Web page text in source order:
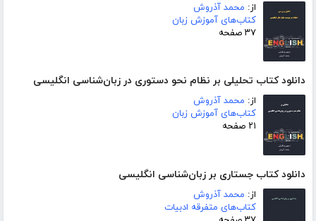
از: محمد آذروش
کتاب‌های آموزش زبان
۳۷ صفحه
دانلود کتاب تحلیلی بر نظام نحو دستوری در زبان‌شناسی انگلیسی
از: محمد آذروش
کتاب‌های آموزش زبان
۲۱ صفحه
دانلود کتاب جستاری بر زبان‌شناسی انگلیسی
از: محمد آذروش
کتاب‌های متفرقه ادبیات